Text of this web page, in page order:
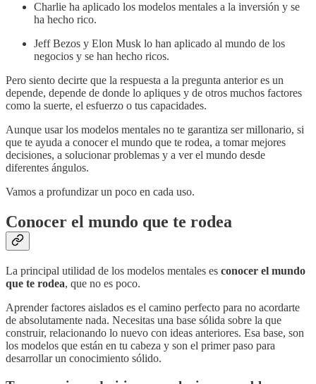
Charlie ha aplicado los modelos mentales a la inversión y se
ha hecho rico.
Jeff Bezos y Elon Musk lo han aplicado al mundo de los
negocios y se han hecho ricos.
Pero siento decirte que la respuesta a la pregunta anterior es un
depende, depende de donde lo apliques y de otros muchos factores
como la suerte, el esfuerzo o tus capacidades.
Aunque usar los modelos mentales no te garantiza ser millonario, si
que te ayuda a conocer el mundo que te rodea, a tomar mejores
decisiones, a solucionar problemas y a ver el mundo desde
diferentes ángulos.
Vamos a profundizar un poco en cada uso.
Conocer el mundo que te rodea
La principal utilidad de los modelos mentales es conocer el mundo
que te rodea, que no es poco.
Aprender factores aislados es el camino perfecto para no acordarte
de absolutamente nada. Necesitas una base sólida sobre la que
construir, relacionando lo nuevo con ideas anteriores. Esa base, son
los modelos que están en tu cabeza y son el primer paso para
desarrollar un conocimiento sólido.